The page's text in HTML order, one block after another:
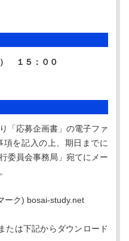
１５：００
「応募企画書」の電子ファ
項を記入の上、期日までに
委員会事務局」宛てにメー
ク) bosai-study.net
たは下記からダウンロード